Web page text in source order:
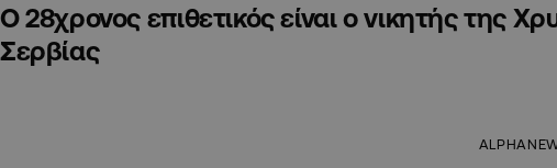
Ο 28χρονος επιθετικός είναι ο νικητής της
Σερβίας